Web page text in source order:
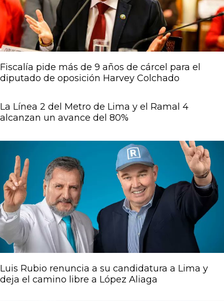
Fiscalía pide más de 9 años de cárcel para el
diputado de oposición Harvey Colchado
La Línea 2 del Metro de Lima y el Ramal 4
alcanzan un avance del 80%
Luis Rubio renuncia a su candidatura a Lima y
deja el camino libre a López Aliaga